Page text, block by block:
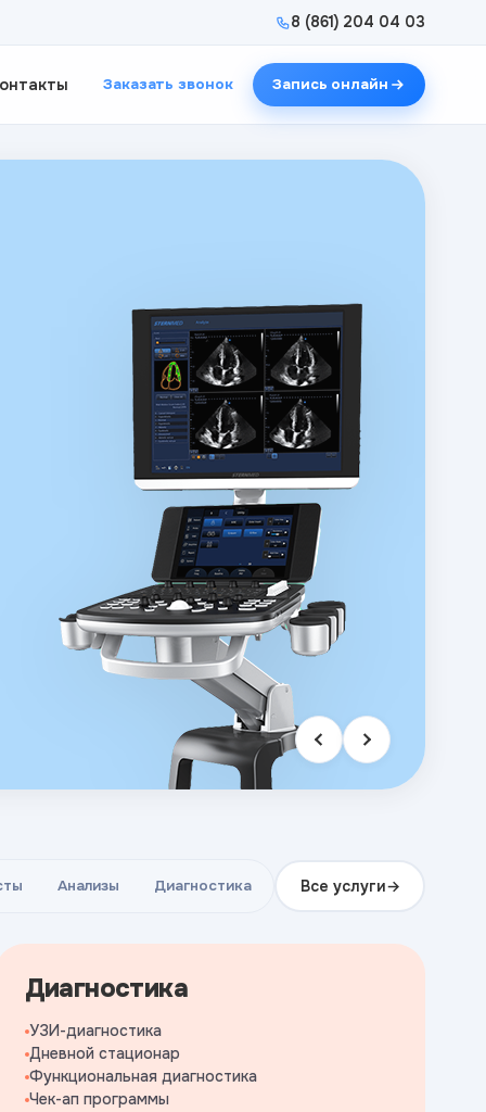
8 (861) 204 04 03
Заказать звонок Запись онлайн
Анализы Диагностика Все услуги
Диагностика
УЗИ-диагностика
Дневной стационар
Функциональная диагностика
Чек-ап программы